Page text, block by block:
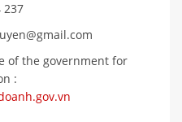
237
the government for
: